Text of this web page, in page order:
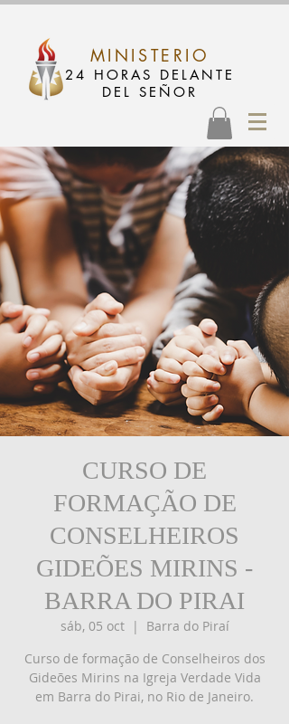
MINISTERIO
24 HORAS DELANTE
DEL SEÑOR
CURSO DE
FORMAÇÃO DE
CONSELHEIROS
GIDEÕES MIRINS -
BARRA DO PIRAI
sáb, 05 oct
  |
Barra do Piraí
Curso de formação de Conselheiros dos
Gideões Mirins na Igreja Verdade Vida
em Barra do Pirai, no Rio de Janeiro.